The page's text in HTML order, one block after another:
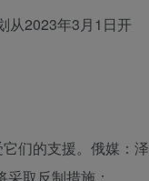
从2023年3月1日开
们的支援。俄媒：泽